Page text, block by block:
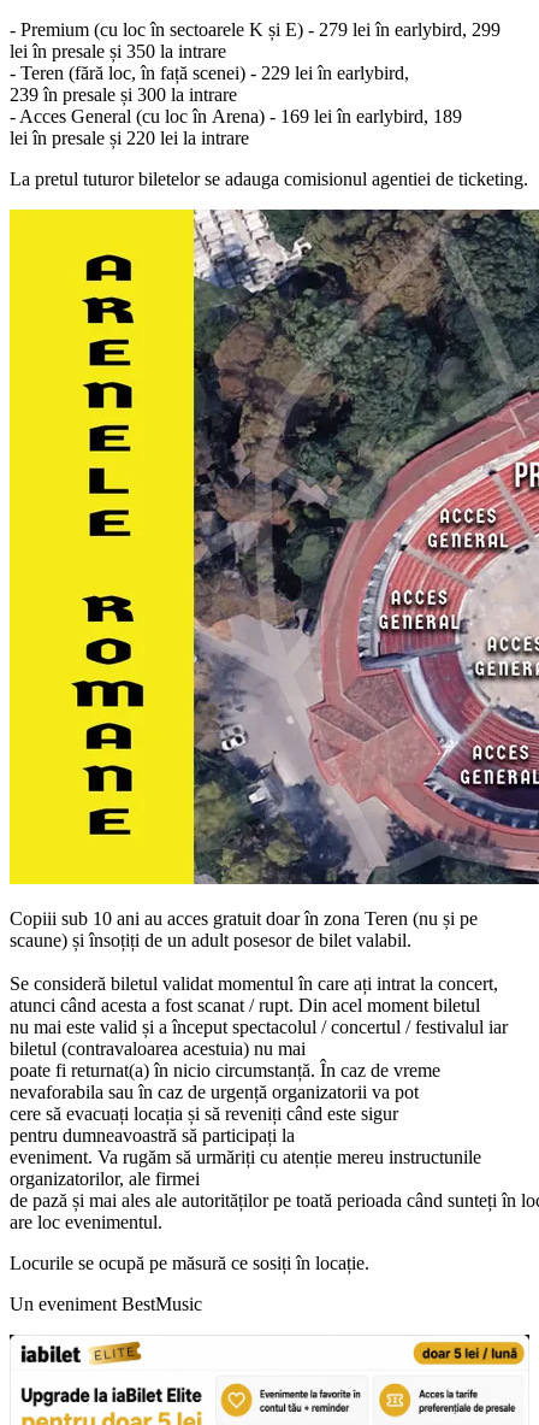
- Premium (cu locîn sectoarele K și E) - 279 leiîn earlybird, 299
leiîn presale și 350 la intrare
- Teren (fără loc,în față scenei) - 229 leiîn earlybird,
239în presale și 300 la intrare
- Acces General (cu locîn Arena) - 169 leiîn earlybird, 189
leiîn presale și 220 lei la intrare
La pretul tuturor biletelor se adauga comisionul agentiei de ticketing.
Copiii sub 10 ani au acces gratuit doarîn zona Teren (nu și pe
scaune) și însoțiți de un adult posesor de bilet valabil.
Se consideră biletul validat momentulîn care ați intrat la concert,
atunci când acesta a fost scanat / rupt. Din acel moment biletul
nu mai este valid și aînceput spectacolul / concertul / festivalul iar
biletul (contravaloarea acestuia) nu mai
poate fi returnat(a)în nicio circumstanță. În caz de vreme
nevaforabila sau în caz de urgență organizatorii va pot
cere să evacuați locația și să reveniți când este sigur
pentru dumneavoastră să participați la
eveniment. Va rugăm să urmăriți cu atenție mereu instructunile
organizatorilor, ale firmei
de pază și mai ales ale autoritățilorpe toată perioada când sunteți în
are loc evenimentul.
Locurile se ocupă pe măsură ce sosiți în locație.
Un eveniment BestMusic